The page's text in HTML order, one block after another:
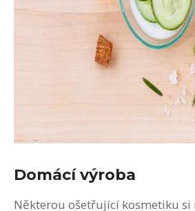
Domácí výroba
Některou ošetřující kosmetiku si